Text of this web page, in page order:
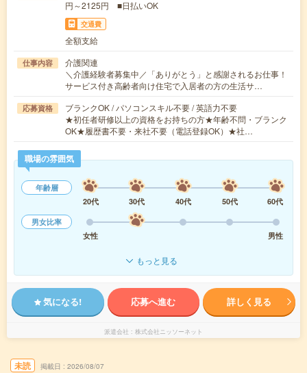
円～2125円 ■日払いOK
交通費
全額支給
仕事内容
介護関連
＼介護経験者募集中／「ありがとう」と感謝されるお仕事！
サービス付き高齢者向け住宅で入居者の方の生活サ…
応募資格
ブランクOK / パソコンスキル不要 / 英語力不要
★初任者研修以上の資格をお持ちの方★年齢不問・ブランク
OK★履歴書不要・来社不要（電話登録OK）★社…
職場の雰囲気
年齢層
20代
30代 40代 50代
60代
男女比率
女性
男性
もっと見る
気になる! 応募へ進む 詳しく見る
派遣会社 株式会社ニッソーネット
未読 掲載日 2026/08/07